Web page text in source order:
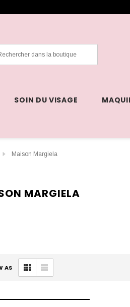
SOIN DU VISAGE
Maison Margiela
MARGIELA
AS